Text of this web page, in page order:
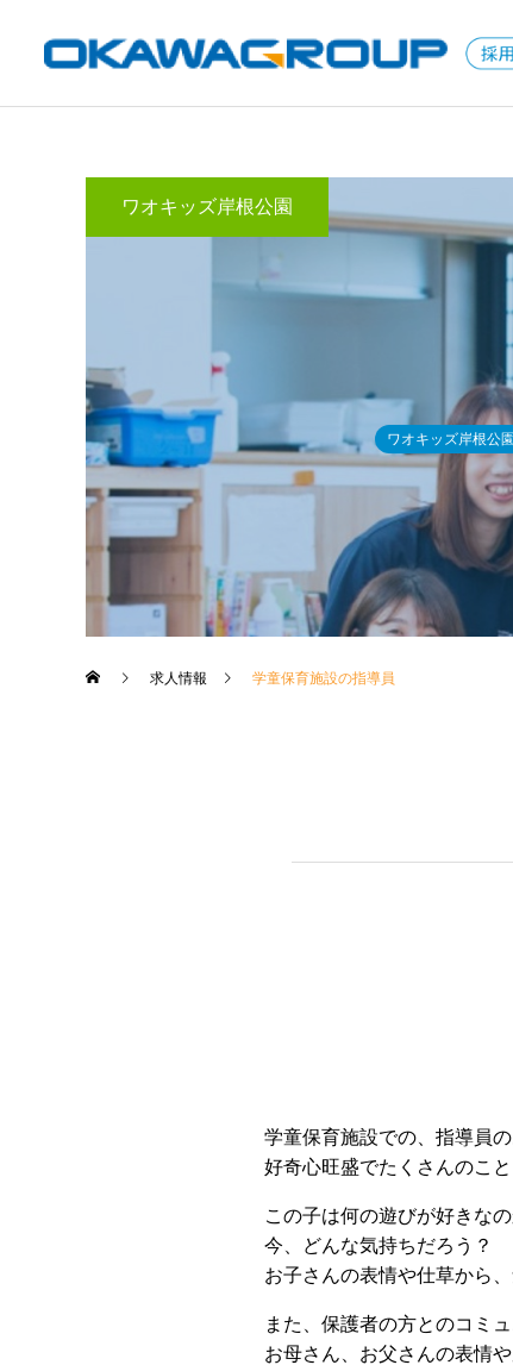
要！資格取得の方法と勉強
のコツは？
学童保育コラム
せる仕事は？教員の転職の
コツとアピールすべきスキ
ル
ワオキッズ岸根公園
ワオキッズ岸根公園
求人情報 学童保育施設の指導員
学童保育施設での、指導員の
好奇心旺盛でたくさんのこ
この子は何の遊びが好きなの
今、どんな気持ちだろう？
お子さんの表情や仕草から
また、保護者の方とのコミ
お母さん、お父さんの表情